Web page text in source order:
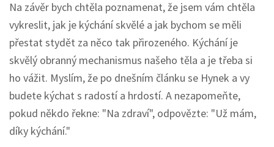
Na závěr bych chtěla poznamenat, že jsem vám chtěla
vykreslit, jak je kýchání skvělé a jak bychom se měli
přestat stydět za něco tak přirozeného. Kýchání je
skvělý obranný mechanismus našeho těla a je třeba si
ho vážit. Myslím, že po dnešním článku se Hynek a vy
budete kýchat s radostí a hrdostí. A nezapomeňte,
pokud někdo řekne: "Na zdraví", odpovězte: "Už mám,
díky kýchání."